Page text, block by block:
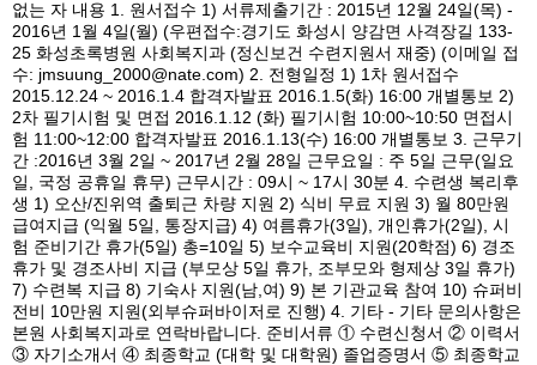
없는 자 내용 1. 원서접수 1) 서류제출기간 : 2015년 12월 24일(목) -
2016년 1월 4일(월) (우편접수:경기도 화성시 양감면 사격장길 133-
25 화성초록병원 사회복지과 (정신보건 수련지원서 재중) (이메일 접
수: jmsuung_2000@nate.com) 2. 전형일정 1) 1차 원서접수
2015.12.24 ~ 2016.1.4 합격자발표 2016.1.5(화) 16:00 개별통보 2)
2차 필기시험 및 면접 2016.1.12 (화) 필기시험 10:00~10:50 면접시
험 11:00~12:00 합격자발표 2016.1.13(수) 16:00 개별통보 3. 근무기
간 :2016년 3월 2일 ~ 2017년 2월 28일 근무요일 : 주 5일 근무(일요
일, 국정 공휴일 휴무) 근무시간 : 09시 ~ 17시 30분 4. 수련생 복리후
생 1) 오산/진위역 출퇴근 차량 지원 2) 식비 무료 지원 3) 월 80만원
급여지급 (익월 5일, 통장지급) 4) 여름휴가(3일), 개인휴가(2일), 시
험 준비기간 휴가(5일) 총=10일 5) 보수교육비 지원(20학점) 6) 경조
휴가 및 경조사비 지급 (부모상 5일 휴가, 조부모와 형제상 3일 휴가)
7) 수련복 지급 8) 기숙사 지원(남,여) 9) 본 기관교육 참여 10) 슈퍼비
전비 10만원 지원(외부슈퍼바이저로 진행) 4. 기타 - 기타 문의사항은
본원 사회복지과로 연락바랍니다. 준비서류 ① 수련신청서 ② 이력서
③ 자기소개서 ④ 최종학교 (대학 및 대학원) 졸업증명서 ⑤ 최종학교